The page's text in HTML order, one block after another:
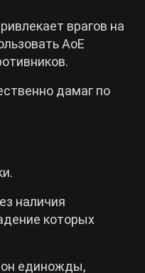
врагов на
АоЕ
дамаг по
наличия
которых
единожды,